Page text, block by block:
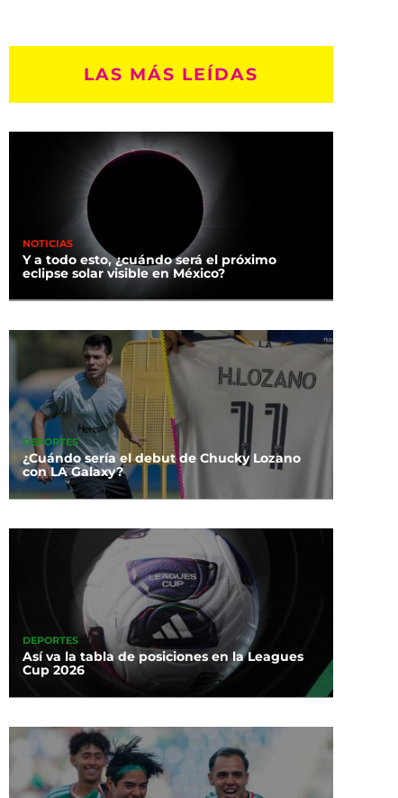
LAS MÁS LEÍDAS
NOTICIAS
Y a todo esto, ¿cuándo será el próximo
eclipse solar visible en México?
DEPORTES
¿Cuándo sería el debut de Chucky Lozano
con LA Galaxy?
DEPORTES
Así va la tabla de posiciones en la Leagues
Cup 2026